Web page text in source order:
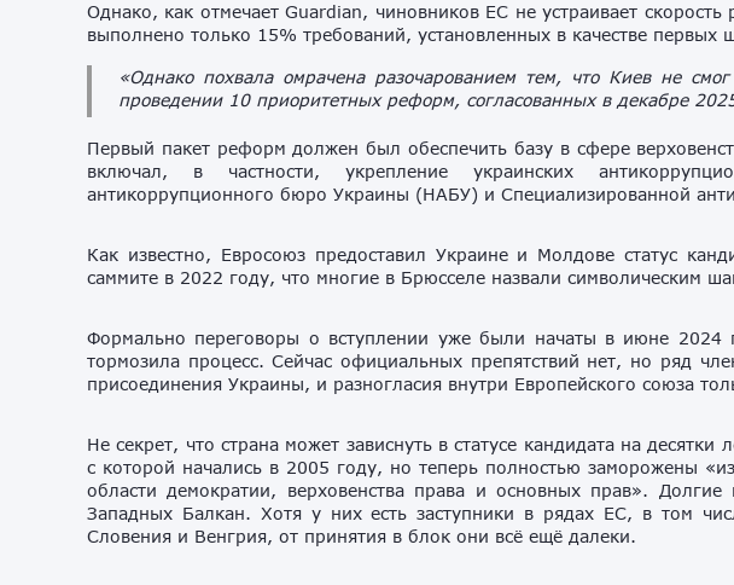
Однако, как отмечает Guardian, чиновников ЕС не устраивает
выполнено только 15% требований, установленных в качестве первых
«Однако похвала омрачена разочарованием тем, что Киев не
проведении 10 приоритетных реформ, согласованных в декабре
Первый пакет реформ должен был обеспечить базу в сфере
включал, в частности, укрепление украинских
антикоррупционного бюро Украины (НАБУ) и Специализированной
Как известно, Евросоюз предоставил Украине и Молдове статус
саммите в 2022 году, что многие в Брюсселе назвали символическим
Формально переговоры о вступлении уже были начаты в июне 2024
тормозила процесс. Сейчас официальных препятствий нет, но ряд
присоединения Украины, и разногласия внутри Европейского союза
Не секрет, что страна может зависнуть в статусе кандидата на
с которой начались в 2005 году, но теперь полностью заморожены
области демократии, верховенства права и основных прав».
Западных Балкан. Хотя у них есть заступники в рядах ЕС, в том
Словения и Венгрия, от принятия в блок они всё ещё далеки.